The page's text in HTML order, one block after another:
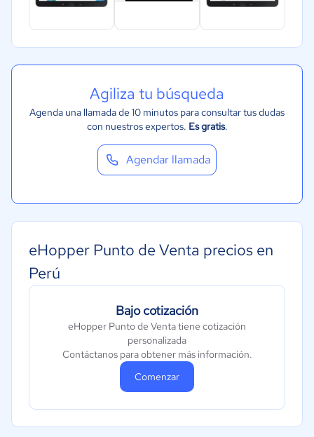
Agiliza tu búsqueda
Agenda una llamada de 10 minutos para consultar tus dudas
con nuestros expertos. Es gratis.
Agendar llamada
eHopper Punto de Venta precios en
Perú
Bajo cotización
eHopper Punto de Venta tiene cotización
personalizada
Contáctanos para obtener más información.
Comenzar